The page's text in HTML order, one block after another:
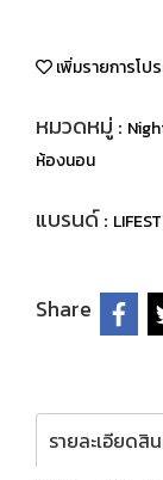
เพิ่มรายการโป
หมวดหมู่ :
ห้องนอน
แบรนด์ :
Share
รายละเอียดสิ